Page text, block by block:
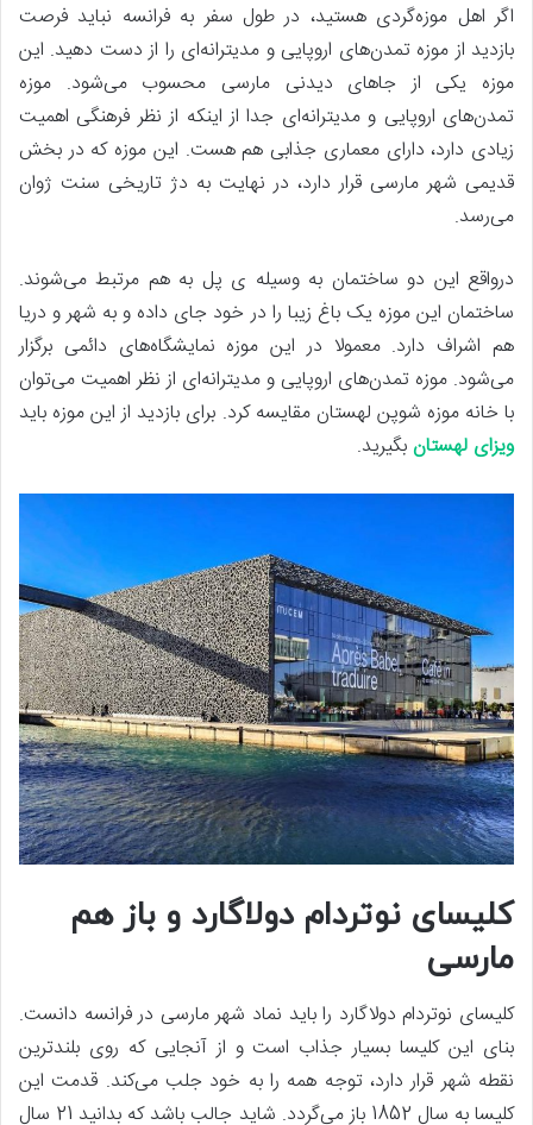
اگر اهل موزه‌گردی هستید، در طول سفر به فرانسه نباید فرصت
بازدید از موزه تمدن‌های اروپایی و مدیترانه‌ای را از دست دهید. این
موزه یکی از جاهای دیدنی مارسی محسوب می‌شود. موزه
تمدن‌های اروپایی و مدیترانه‌ای جدا از اینکه از نظر فرهنگی اهمیت
زیادی دارد، دارای معماری جذابی هم هست. این موزه که در بخش
قدیمی شهر مارسی قرار دارد، در نهایت به دژ تاریخی سنت ژوان
می‌رسد.
درواقع این دو ساختمان به وسیله ی پل به هم مرتبط می‌شوند.
ساختمان این موزه یک باغ زیبا را در خود جای داده و به شهر و دریا
هم اشراف دارد. معمولا در این موزه نمایشگاه‌های دائمی برگزار
می‌شود. موزه تمدن‌های اروپایی و مدیترانه‌ای از نظر اهمیت می‌توان
با خانه موزه شوپن لهستان مقایسه کرد. برای بازدید از این موزه باید
ویزای لهستانبگیرید.
کلیسای نوتردام دولاگارد و باز هم
مارسی
کلیسای نوتردام دولاگارد را باید نماد شهر مارسی در فرانسه دانست.
بنای این کلیسا بسیار جذاب است و از آنجایی که روی بلندترین
نقطه شهر قرار دارد، توجه همه را به خود جلب می‌کند. قدمت این
کلیسا به سال 1852 باز می‌گردد. شاید جالب باشد که بدانید 21 سال